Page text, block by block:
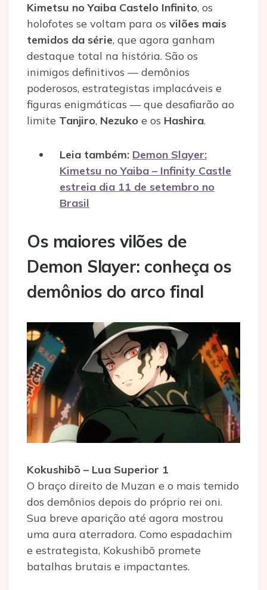
Kimetsu no Yaiba Castelo Infinito, os
holofotes se voltam para os vilões mais
temidos da série, que agora ganham
destaque total na história. São os
inimigos definitivos — demônios
poderosos, estrategistas implacáveis e
figuras enigmáticas — que desafiarão ao
limite Tanjiro, Nezuko e os Hashira.
Leia também: Demon Slayer:
Kimetsu no Yaiba – Infinity Castle
estreia dia 11 de setembro no
Brasil
Os maiores vilões de
Demon Slayer: conheça os
demônios do arco final
Kokushibō – Lua Superior 1
O braço direito de Muzan e o mais temido
dos demônios depois do próprio rei oni.
Sua breve aparição até agora mostrou
uma aura aterradora. Como espadachim
e estrategista, Kokushibō promete
batalhas brutais e impactantes.